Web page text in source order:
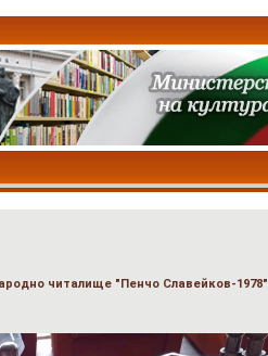
читалище "Пенчо Славейков-1978"